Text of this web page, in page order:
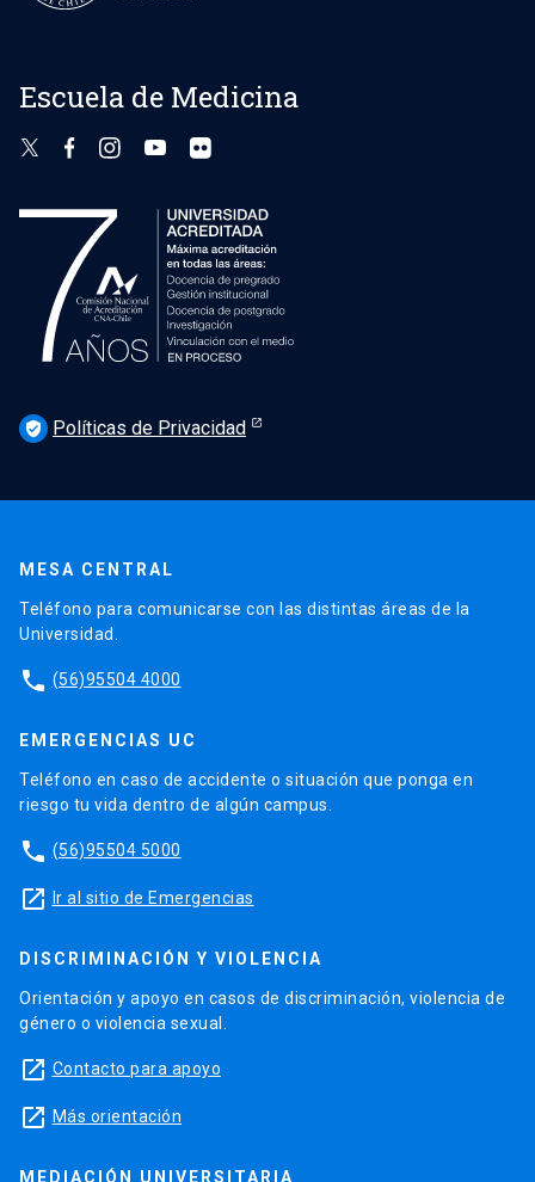
Escuela de Medicina
verified_user Políticas de Privacidad
MESA CENTRAL
Teléfono para comunicarse con las distintas áreas de la
Universidad.
phone (56)95504 4000
EMERGENCIAS UC
Teléfono en caso de accidente o situación que ponga en
riesgo tu vida dentro de algún campus.
phone (56)95504 5000
launch Ir al sitio de Emergencias
DISCRIMINACIÓN Y VIOLENCIA
Orientación y apoyo en casos de discriminación, violencia de
género o violencia sexual.
launch Contacto para apoyo
launch Más orientación
MEDIACIÓN UNIVERSITARIA